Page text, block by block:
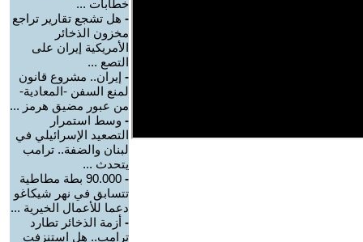
خطابات ...
- هل تشجع تقارير تراجع
مخزون الذخائر
الأمريكية إيران على
التصع ...
- إيران.. مشروع قانون
لمنع السفن -المعادية-
من عبور مضيق هرمز ...
- وسط استمرار
التصعيد الإسرائيلي في
لبنان والضفة.. ترامب
يتحدث ...
-
90.000 بطة مطاطية
تتسابق في نهر شيكاغو
دعما للأعمال الخيرية ...
- أزمة الذخائر تطارد
ترامب.. هل استنزفت